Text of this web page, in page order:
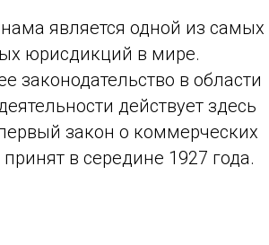
является одной из самых
юрисдикций в мире.
законодательство в области
действует здесь
закон о коммерческих
в середине 1927 года.